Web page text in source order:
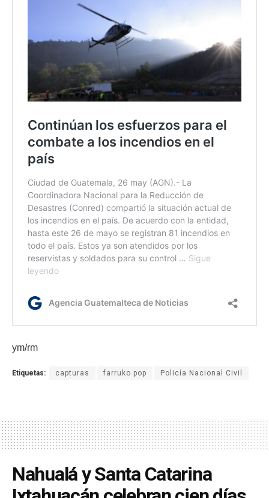
ym/rm
Etiquetas: capturas farruko pop Policía Nacional Civil
Nahualá y Santa Catarina